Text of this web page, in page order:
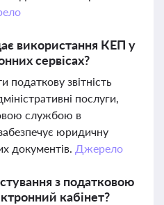
використання КЕП у
сервісах?
звітність
послуги,
службою в
юридичну
документів. Джерело
з податковою
кабінет?